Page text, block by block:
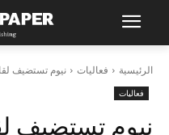
الرئيسية فعاليات نيوم تستضيف
فعاليات
نيوم تستضيف